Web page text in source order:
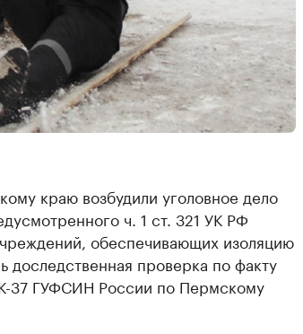
краю возбудили уголовное дело
ч. 1 ст. 321 УК РФ
обеспечивающих изоляцию
доследственная проверка по факту
37 ГУФСИН России по Пермскому